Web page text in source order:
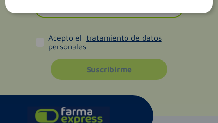
Acepto el tratamiento de datos
personales
Suscribirme